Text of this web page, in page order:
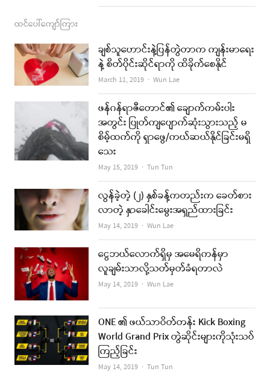
ထင်ပေါ်ကျော်ကြား
ချစ်သူဟောင်းနဲ့ပြန်တွဲတာက ကျန်းမာရေး
နဲ့ စိတ်ပိုင်းဆိုင်ရာကို ထိခိုက်စေနိုင်
March 11, 2019 Author
Wun Lae
ဖန်ဂန်ရာဇီတောင်၏ ချောက်ကမ်းပါး
အတွင်း ပြုတ်ကျပျောက်ဆုံးသွားသည့် မ
စိမ့်ထက်ကို ရှာဖွေ/ကယ်ဆယ်နိုင်ခြင်းမရှိ
သေး
May 15, 2019 Author
Tun Tun
လွန်ခဲ့တဲ့ (၂) နှစ်ခန့်ကတည်းက ခေတ်စား
လာတဲ့ နှာခေါင်းမွေးအရှည်ထားခြင်း
May 14, 2019 Author
Wun Lae
ငွေဘယ်လောက်ရှိမှ အမေရိကန်မှာ
လူချမ်းသာလို့သတ်မှတ်ခံရတာလဲ
May 14, 2019 Author
Wun Lae
ONE ၏ ဖယ်သာဝိတ်တန်း Kick Boxing
World Grand Prix တွဲဆိုင်းများကိုသုံးသပ်
ကြည့်ခြင်း
May 14, 2019 Author
Tun Tun